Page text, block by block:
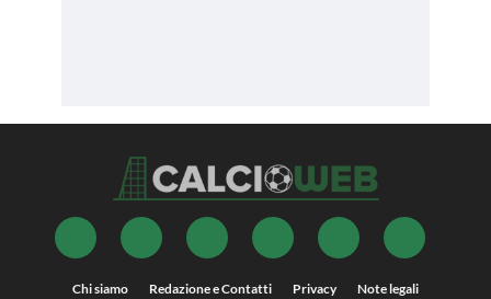
Chi siamo Redazione e Contatti Privacy Note legali